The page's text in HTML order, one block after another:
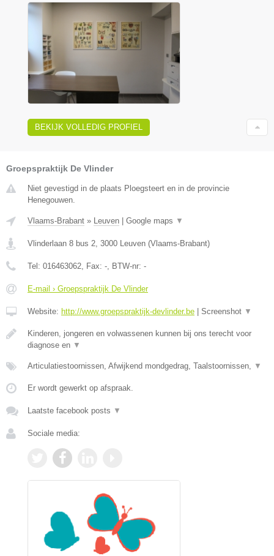
BEKIJK VOLLEDIG PROFIEL
Groepspraktijk De Vlinder
Niet gevestigd in de plaats Ploegsteert en in de provincie
Henegouwen.
Vlaams-Brabant » Leuven | Google maps ▼
Vlinderlaan 8 bus 2 3000 Leuven (Vlaams-Brabant)
Tel: 016463062 , Fax: - , BTW-nr: -
E-mail › Groepspraktijk De Vlinder
Website: http://www.groepspraktijk-devlinder.be | Screenshot ▼
Kinderen, jongeren en volwassenen kunnen bij ons terecht voor
diagnose en ▼
Articulatiestoornissen, Afwijkend mondgedrag, Taalstoornissen, ▼
Er wordt gewerkt op afspraak.
Laatste facebook posts ▼
Sociale media: